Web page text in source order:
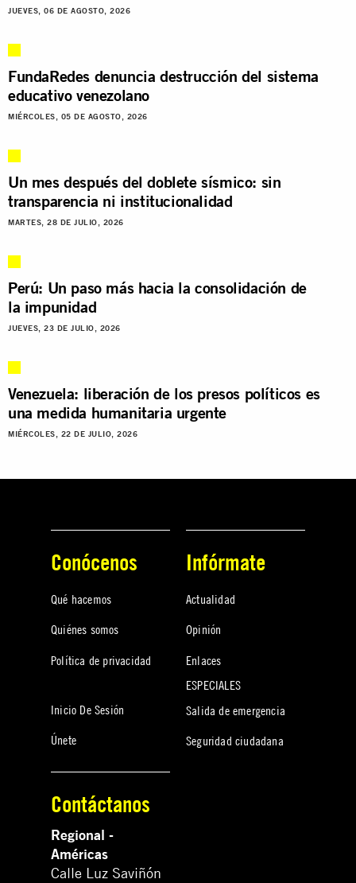
JUEVES, 06 DE AGOSTO, 2026
FundaRedes denuncia destrucción del sistema
educativo venezolano
MIÉRCOLES, 05 DE AGOSTO, 2026
Un mes después del doblete sísmico: sin
transparencia ni institucionalidad
MARTES, 28 DE JULIO, 2026
Perú: Un paso más hacia la consolidación de
la impunidad
JUEVES, 23 DE JULIO, 2026
Venezuela: liberación de los presos políticos es
una medida humanitaria urgente
MIÉRCOLES, 22 DE JULIO, 2026
Conócenos
Qué hacemos
Quiénes somos
Política de privacidad
Inicio De Sesión
Únete
Infórmate
Actualidad
Opinión
Enlaces
ESPECIALES
Salida de emergencia
Seguridad ciudadana
Contáctanos
Regional -
Américas
Calle Luz Saviñón